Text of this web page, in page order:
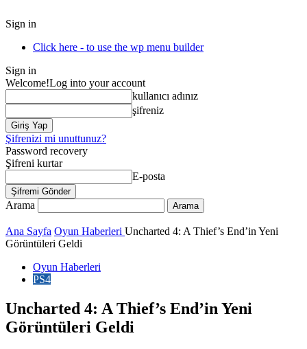
Sign in
Click here - to use the wp menu builder
Sign in
Welcome!Log into your account
kullanıcı adınız
şifreniz
Şifrenizi mi unuttunuz?
Password recovery
Şifreni kurtar
E-posta
Arama
Ana Sayfa Oyun Haberleri Uncharted 4: A Thief’s End’in Yeni
Görüntüleri Geldi
Oyun Haberleri
PS4
Uncharted 4: A Thief’s End’in Yeni
Görüntüleri Geldi